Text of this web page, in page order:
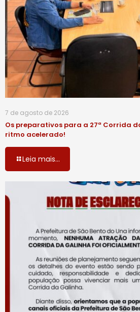
7 de agosto de 2026
Os preparativos para a 27ª Corrida
ritmo acelerado!
Leia mais...